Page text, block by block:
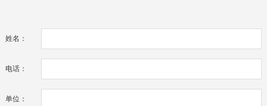
姓名：
电话：
单位：